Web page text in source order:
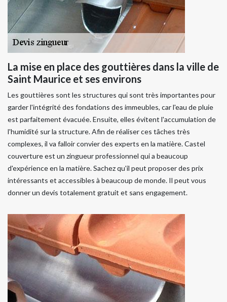
La mise en place des gouttières dans la ville de
Saint Maurice et ses environs
Les gouttières sont les structures qui sont très importantes pour
garder l'intégrité des fondations des immeubles, car l'eau de pluie
est parfaitement évacuée. Ensuite, elles évitent l'accumulation de
l'humidité sur la structure. Afin de réaliser ces tâches très
complexes, il va falloir convier des experts en la matière. Castel
couverture est un zingueur professionnel qui a beaucoup
d'expérience en la matière. Sachez qu'il peut proposer des prix
intéressants et accessibles à beaucoup de monde. Il peut vous
donner un devis totalement gratuit et sans engagement.